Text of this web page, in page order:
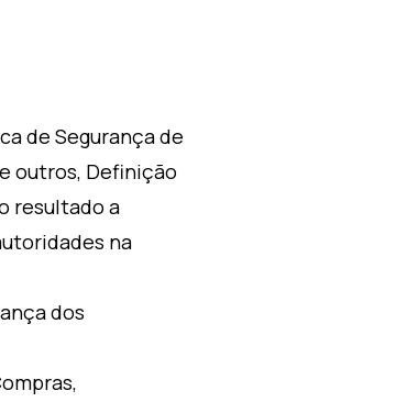
de Segurança de
outros, Definição
resultado a
na
dos